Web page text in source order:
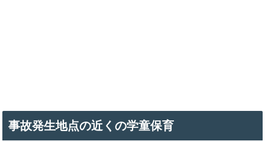
事故発生地点の近くの学童保育